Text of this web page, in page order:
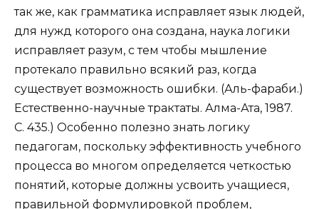
так же, как грамматика исправляет язык людей,
для нужд которого она создана, наука логики
исправляет разум, с тем чтобы мышление
протекало правильно всякий раз, когда
существует возможность ошибки. (Аль-фараби.)
Естественно-научные трактаты. Алма-Ата, 1987.
С. 435.) Особенно полезно знать логику
педагогам, поскольку эффективность учебного
процесса во многом определяется четкостью
понятий, которые должны усвоить учащиеся,
правильной формулировкой проблем,